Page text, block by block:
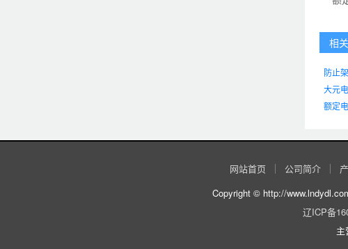
相
防止
大元
额定
网站首页 公司简介
Copyright © http://
辽ICP备
主